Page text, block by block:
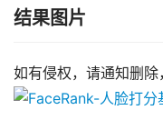
结果图片
如有侵权，请通知删除